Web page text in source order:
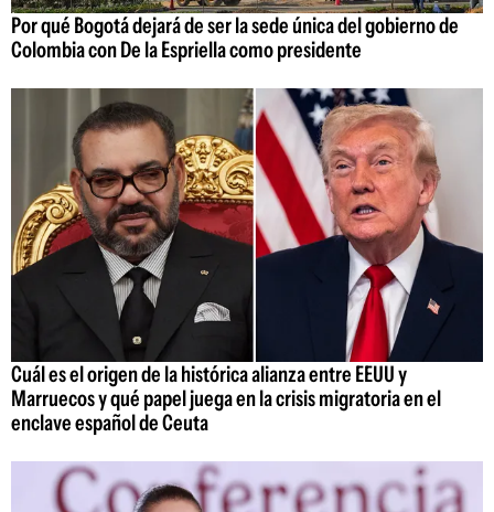
Por qué Bogotá dejará de ser la sede única del gobierno de
Colombia con De la Espriella como presidente
Cuál es el origen de la histórica alianza entre EEUU y
Marruecos y qué papel juega en la crisis migratoria en el
enclave español de Ceuta